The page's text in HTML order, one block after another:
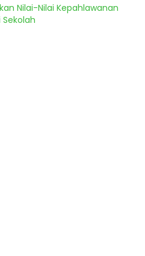
Nilai-Nilai Kepahlawanan